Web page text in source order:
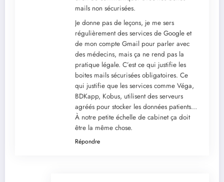
mails non sécurisées.
Je donne pas de leçons, je me sers
régulièrement des services de Google et
de mon compte Gmail pour parler avec
des médecins, mais ça ne rend pas la
pratique légale. C’est ce qui justifie les
boites mails sécurisées obligatoires. Ce
qui justifie que les services comme Véga,
BDKapp, Kobus, utilisent des serveurs
agréés pour stocker les données patients…
À notre petite échelle de cabinet ça doit
être la même chose.
Répondre